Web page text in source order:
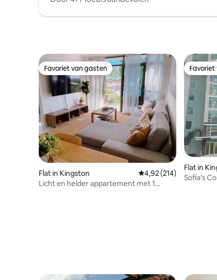
Favoriet van gasten
Favoriet van gasten
Flat in Kingston Gemiddelde
4,92 (214)
Licht en helder appartement met 1
Flat in
Sofia's